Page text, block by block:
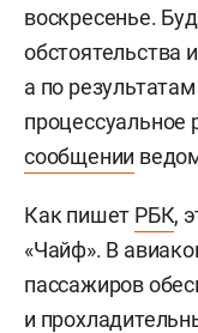
воскресенье.
обстоятельства
а по
процессуальное
сообщении
Как пишет РБК,
«Чайф». В
пассажиров
и